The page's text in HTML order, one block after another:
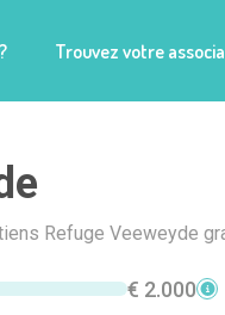
Trouvez votre
Refuge Veeweyde
€ 2.000